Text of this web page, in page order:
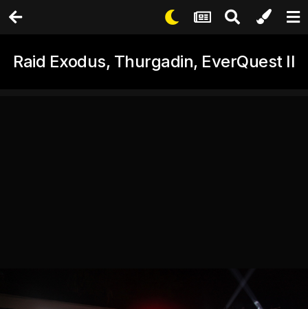
Raid Exodus, Thurgadin, EverQuest II